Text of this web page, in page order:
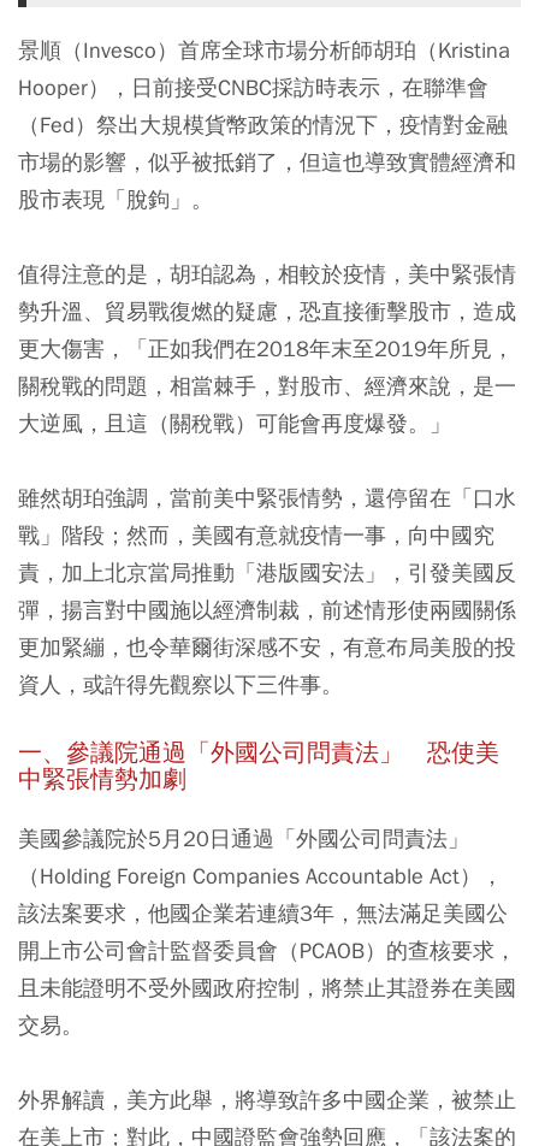
景順（Invesco）首席全球市場分析師胡珀（Kristina
Hooper），日前接受CNBC採訪時表示，在聯準會
（Fed）祭出大規模貨幣政策的情況下，疫情對金融
市場的影響，似乎被抵銷了，但這也導致實體經濟和
股市表現「脫鉤」。
值得注意的是，胡珀認為，相較於疫情，美中緊張情
勢升溫、貿易戰復燃的疑慮，恐直接衝擊股市，造成
更大傷害，「正如我們在2018年末至2019年所見，
關稅戰的問題，相當棘手，對股市、經濟來說，是一
大逆風，且這（關稅戰）可能會再度爆發。」
雖然胡珀強調，當前美中緊張情勢，還停留在「口水
戰」階段；然而，美國有意就疫情一事，向中國究
責，加上北京當局推動「港版國安法」，引發美國反
彈，揚言對中國施以經濟制裁，前述情形使兩國關係
更加緊繃，也令華爾街深感不安，有意布局美股的投
資人，或許得先觀察以下三件事。
一、參議院通過「外國公司問責法」 恐使美
中緊張情勢加劇
美國參議院於5月20日通過「外國公司問責法」
（Holding Foreign Companies Accountable Act），
該法案要求，他國企業若連續3年，無法滿足美國公
開上市公司會計監督委員會（PCAOB）的查核要求，
且未能證明不受外國政府控制，將禁止其證券在美國
交易。
外界解讀，美方此舉，將導致許多中國企業，被禁止
在美上市；對此，中國證監會強勢回應，「該法案的